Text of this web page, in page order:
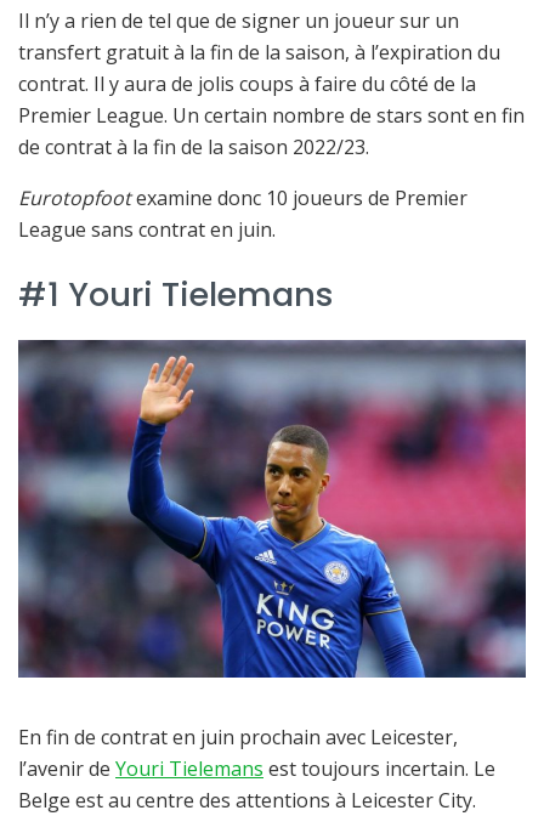
Il n’y a rien de tel que de signer un joueur sur un
transfert gratuit à la fin de la saison, à l’expiration du
contrat. Il y aura de jolis coups à faire du côté de la
Premier League. Un certain nombre de stars sont en fin
de contrat à la fin de la saison 2022/23.
Eurotopfootexamine donc 10 joueurs de Premier
League sans contrat en juin.
#1 Youri Tielemans
En fin de contrat en juin prochain avec Leicester,
l’avenir de Youri Tielemans est toujours incertain. Le
Belge est au centre des attentions à Leicester City.